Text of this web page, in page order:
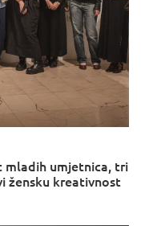
mladih umjetnica, tri
žensku kreativnost